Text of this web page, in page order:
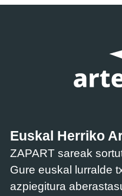
Euskal Herriko
ZAPART sareak
Gure euskal lurralde
azpiegitura